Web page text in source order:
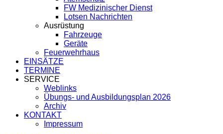
FW Medizinischer Dienst
Lotsen Nachrichten
Ausrüstung
Fahrzeuge
Geräte
Feuerwehrhaus
EINSÄTZE
TERMINE
SERVICE
Weblinks
Übungs- und Ausbildungsplan 2026
Archiv
KONTAKT
Impressum